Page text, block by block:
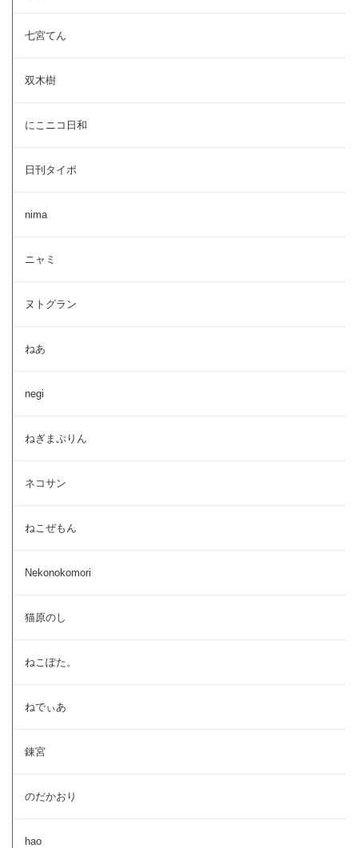
七宮てん
双木樹
にこニコ日和
日刊タイポ
nima
ニャミ
ヌトグラン
ねあ
negi
ねぎまぷりん
ネコサン
ねこぜもん
Nekonokomori
猫原のし
ねこぽた。
ねでぃあ
錬宮
のだかおり
hao